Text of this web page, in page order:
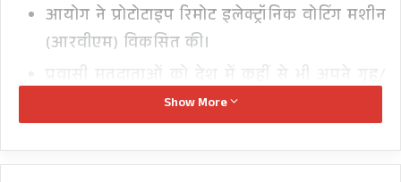
आयोग ने प्रोटोटाइप रिमोट इलेक्ट्रॉनिक वोटिंग मशीन
(आरवीएम) विकसित की।
मूल निर्वाचन क्षेत्र के लिए मतदान करना संभव होगा।
Show More